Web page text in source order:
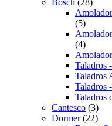
(5)
(4)
Taladros
Taladros
Taladros
Taladros
Cantesco (3)
Dormer (22)